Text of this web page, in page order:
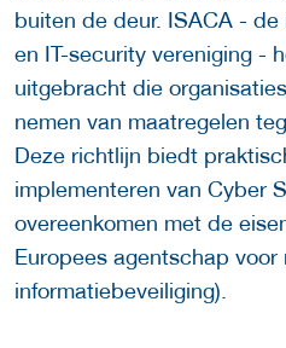
buiten de deur. ISACA -
en IT-security vereniging -
uitgebracht die
nemen van maatregelen
Deze richtlijn biedt
implementeren van Cyber
overeenkomen met de
Europees agentschap voor
informatiebeveiliging).